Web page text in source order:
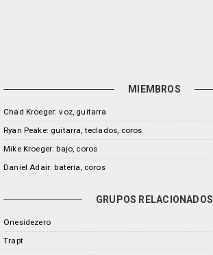
MIEMBROS
Chad Kroeger: voz, guitarra
Ryan Peake: guitarra, teclados, coros
Mike Kroeger: bajo, coros
Daniel Adair: batería, coros
GRUPOS RELACIONADOS
Onesidezero
Trapt